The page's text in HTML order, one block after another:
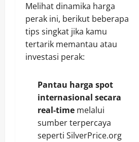
Melihat dinamika harga
perak ini, berikut beberapa
tips singkat jika kamu
tertarik memantau atau
investasi perak:
Pantau harga spot
internasional secara
real‑time melalui
sumber terpercaya
seperti SilverPrice.org